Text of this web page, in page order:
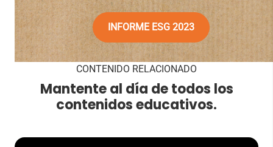
INFORME ESG 2023
CONTENIDO RELACIONADO
Mantente al día de todos los
contenidos educativos.